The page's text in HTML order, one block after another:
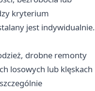
kryterium
jest indywidualnie.
drobne remonty
losowych lub klęskach